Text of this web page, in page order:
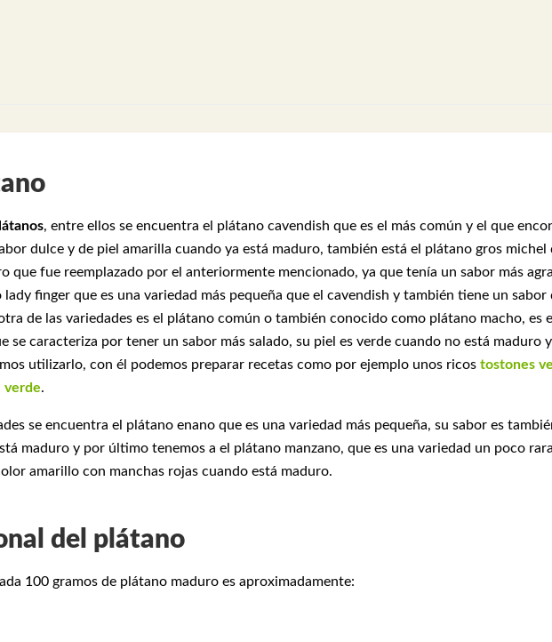
, entre ellos se encuentra el plátano cavendish que es el más común y el que
dulce y de piel amarilla cuando ya está maduro, también está el plátano gros michel
que fue reemplazado por el anteriormente mencionado, ya que tenía un sabor más
lady finger que es una variedad más pequeña que el cavendish y también tiene un sabor
de las variedades es el plátano común o también conocido como plátano macho, es
se caracteriza por tener un sabor más salado, su piel es verde cuando no está maduro
utilizarlo, con él podemos preparar recetas como por ejemplo unos ricos tostones
verde.
se encuentra el plátano enano que es una variedad más pequeña, su sabor es
maduro y por último tenemos a el plátano manzano, que es una variedad un poco
amarillo con manchas rojas cuando está maduro.
del plátano
100 gramos de plátano maduro es aproximadamente: